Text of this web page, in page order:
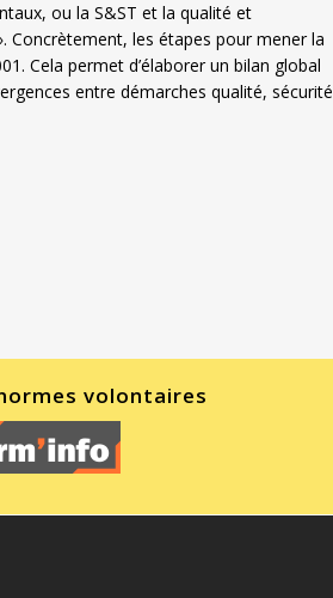
ou la S&ST et la qualité et
Concrètement, les étapes pour mener la
Cela permet d’élaborer un bilan global
entre démarches qualité, sécurité
volontaires